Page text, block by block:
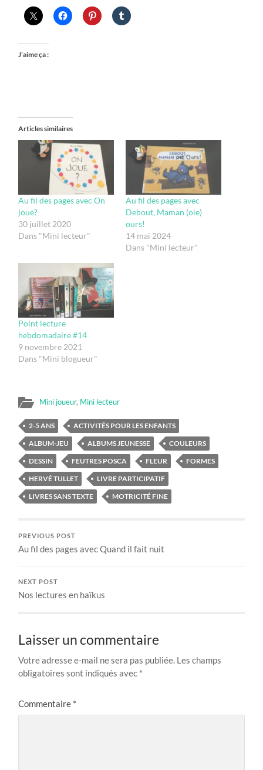
J’aime ça :
Articles similaires
Au fil des pages avec On
joue?
30 juillet 2020
Dans "Mini lecteur"
Au fil des pages avec
Debout, Maman (oie)
ours!
14 mai 2024
Dans "Mini lecteur"
Point lecture
hebdomadaire #14
9 novembre 2021
Dans "Mini blogueur"
Mini joueur, Mini lecteur
2-5 ANS
ACTIVITÉS POUR LES ENFANTS
ALBUM-JEU
ALBUMS JEUNESSE
COULEURS
DESSIN
FEUTRES POSCA FLEUR
FORMES
HERVÉ TULLET
LIVRE PARTICIPATIF
LIVRES SANS TEXTE
MOTRICITÉ FINE
PREVIOUS POST
Au fil des pages avec Quand il fait nuit
NEXT POST
Nos lectures en haïkus
Laisser un commentaire
Votre adresse e-mail ne sera pas publiée. Les champs
obligatoires sont indiqués avec *
Commentaire *